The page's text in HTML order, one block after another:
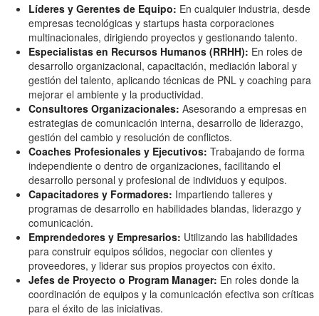
Líderes y Gerentes de Equipo: En cualquier industria, desde
empresas tecnológicas y startups hasta corporaciones
multinacionales, dirigiendo proyectos y gestionando talento.
Especialistas en Recursos Humanos (RRHH): En roles de
desarrollo organizacional, capacitación, mediación laboral y
gestión del talento, aplicando técnicas de PNL y coaching para
mejorar el ambiente y la productividad.
Consultores Organizacionales: Asesorando a empresas en
estrategias de comunicación interna, desarrollo de liderazgo,
gestión del cambio y resolución de conflictos.
Coaches Profesionales y Ejecutivos: Trabajando de forma
independiente o dentro de organizaciones, facilitando el
desarrollo personal y profesional de individuos y equipos.
Capacitadores y Formadores: Impartiendo talleres y
programas de desarrollo en habilidades blandas, liderazgo y
comunicación.
Emprendedores y Empresarios: Utilizando las habilidades
para construir equipos sólidos, negociar con clientes y
proveedores, y liderar sus propios proyectos con éxito.
Jefes de Proyecto o Program Manager: En roles donde la
coordinación de equipos y la comunicación efectiva son críticas
para el éxito de las iniciativas.